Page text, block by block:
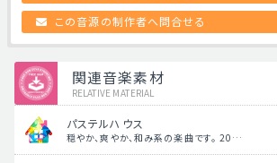
この音源の制作者へ問合せる
関連音楽素材
RELATIVE MATERIAL
パステルハウス
穏やか、爽やか、和み系の楽曲です。 20…